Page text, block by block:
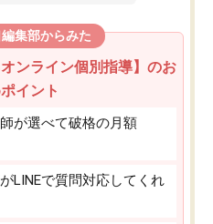
集部からみた
ンライン個別指導】のお
イント
が選べて破格の月額
LINEで質問対応してくれ